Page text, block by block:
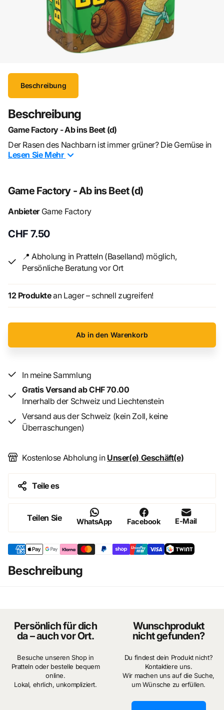
Beschreibung
Beschreibung
Game Factory - Ab ins Beet (d)
Der Rasen des Nachbarn ist immer grüner? Die Gemüse in
dessen Beeten immer dicker und saftiger? Sorge dafür,
Nachbarn mit unpassenden Karten. Sammle die meisten
Kundschaft!
Lesen Sie Mehr
Game Factory - Ab ins Beet (d)
AnbieterGame Factory
CHF 7.50
📍 Abholung in Pratteln (Baselland) möglich,
Persönliche Beratung vor Ort
12 Produktean Lager – schnell zugreifen!
Ab in den Warenkorb
In meine Sammlung
Gratis Versand ab CHF 70.00
Innerhalb der Schweiz und Liechtenstein
Versand aus der Schweiz (kein Zoll, keine
Überraschungen)
Kostenlose Abholung in Unser(e) Geschäft(e)
Teile es
Teilen Sie WhatsApp Facebook E-Mail
Beschreibung
Persönlich für dich
da – auch vor Ort.
Besuche unseren Shop in
Pratteln oder bestelle bequem
online.
Lokal, ehrlich, unkompliziert.
Wunschprodukt
nicht gefunden?
Du findest dein Produkt nicht?
Kontaktiere uns.
Wir machen uns auf die Suche,
um Wünsche zu erfüllen.